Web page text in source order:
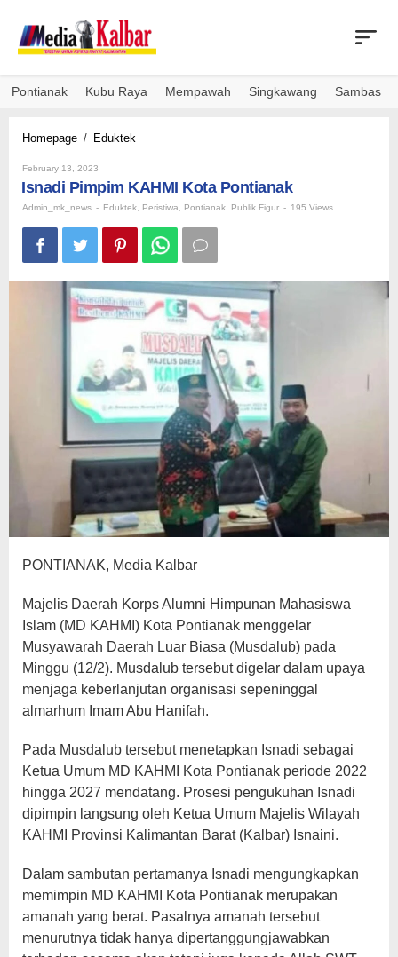
content
Pontianak Kubu Raya Mempawah Singkawang Sambas
Homepage / Eduktek
Kota
Pontianak
February 13, 2023
Isnadi Pimpim KAHMI Kota Pontianak
Admin_mk_news - Eduktek Peristiwa Pontianak Publik Figur - 195 Views
PONTIANAK, Media Kalbar
Majelis Daerah Korps Alumni Himpunan Mahasiswa
Islam (MD KAHMI) Kota Pontianak menggelar
Musyawarah Daerah Luar Biasa (Musdalub) pada
Minggu (12/2). Musdalub tersebut digelar dalam upaya
menjaga keberlanjutan organisasi sepeninggal
almarhum Imam Abu Hanifah.
Pada Musdalub tersebut menetapkan Isnadi sebagai
Ketua Umum MD KAHMI Kota Pontianak periode 2022
hingga 2027 mendatang. Prosesi pengukuhan Isnadi
dipimpin langsung oleh Ketua Umum Majelis Wilayah
KAHMI Provinsi Kalimantan Barat (Kalbar) Isnaini.
Dalam sambutan pertamanya Isnadi mengungkapkan
memimpin MD KAHMI Kota Pontianak merupakan
amanah yang berat. Pasalnya amanah tersebut
menurutnya tidak hanya dipertanggungjawabkan